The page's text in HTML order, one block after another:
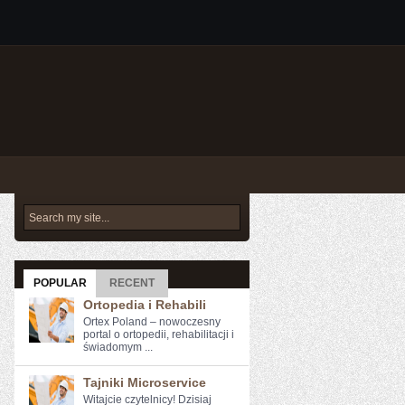
POPULAR RECENT
Ortopedia i Rehabili
Ortex Poland – nowoczesny
portal o ortopedii, rehabilitacji i
świadomym ...
Tajniki Microservice
Witajcie czytelnicy! Dzisiaj